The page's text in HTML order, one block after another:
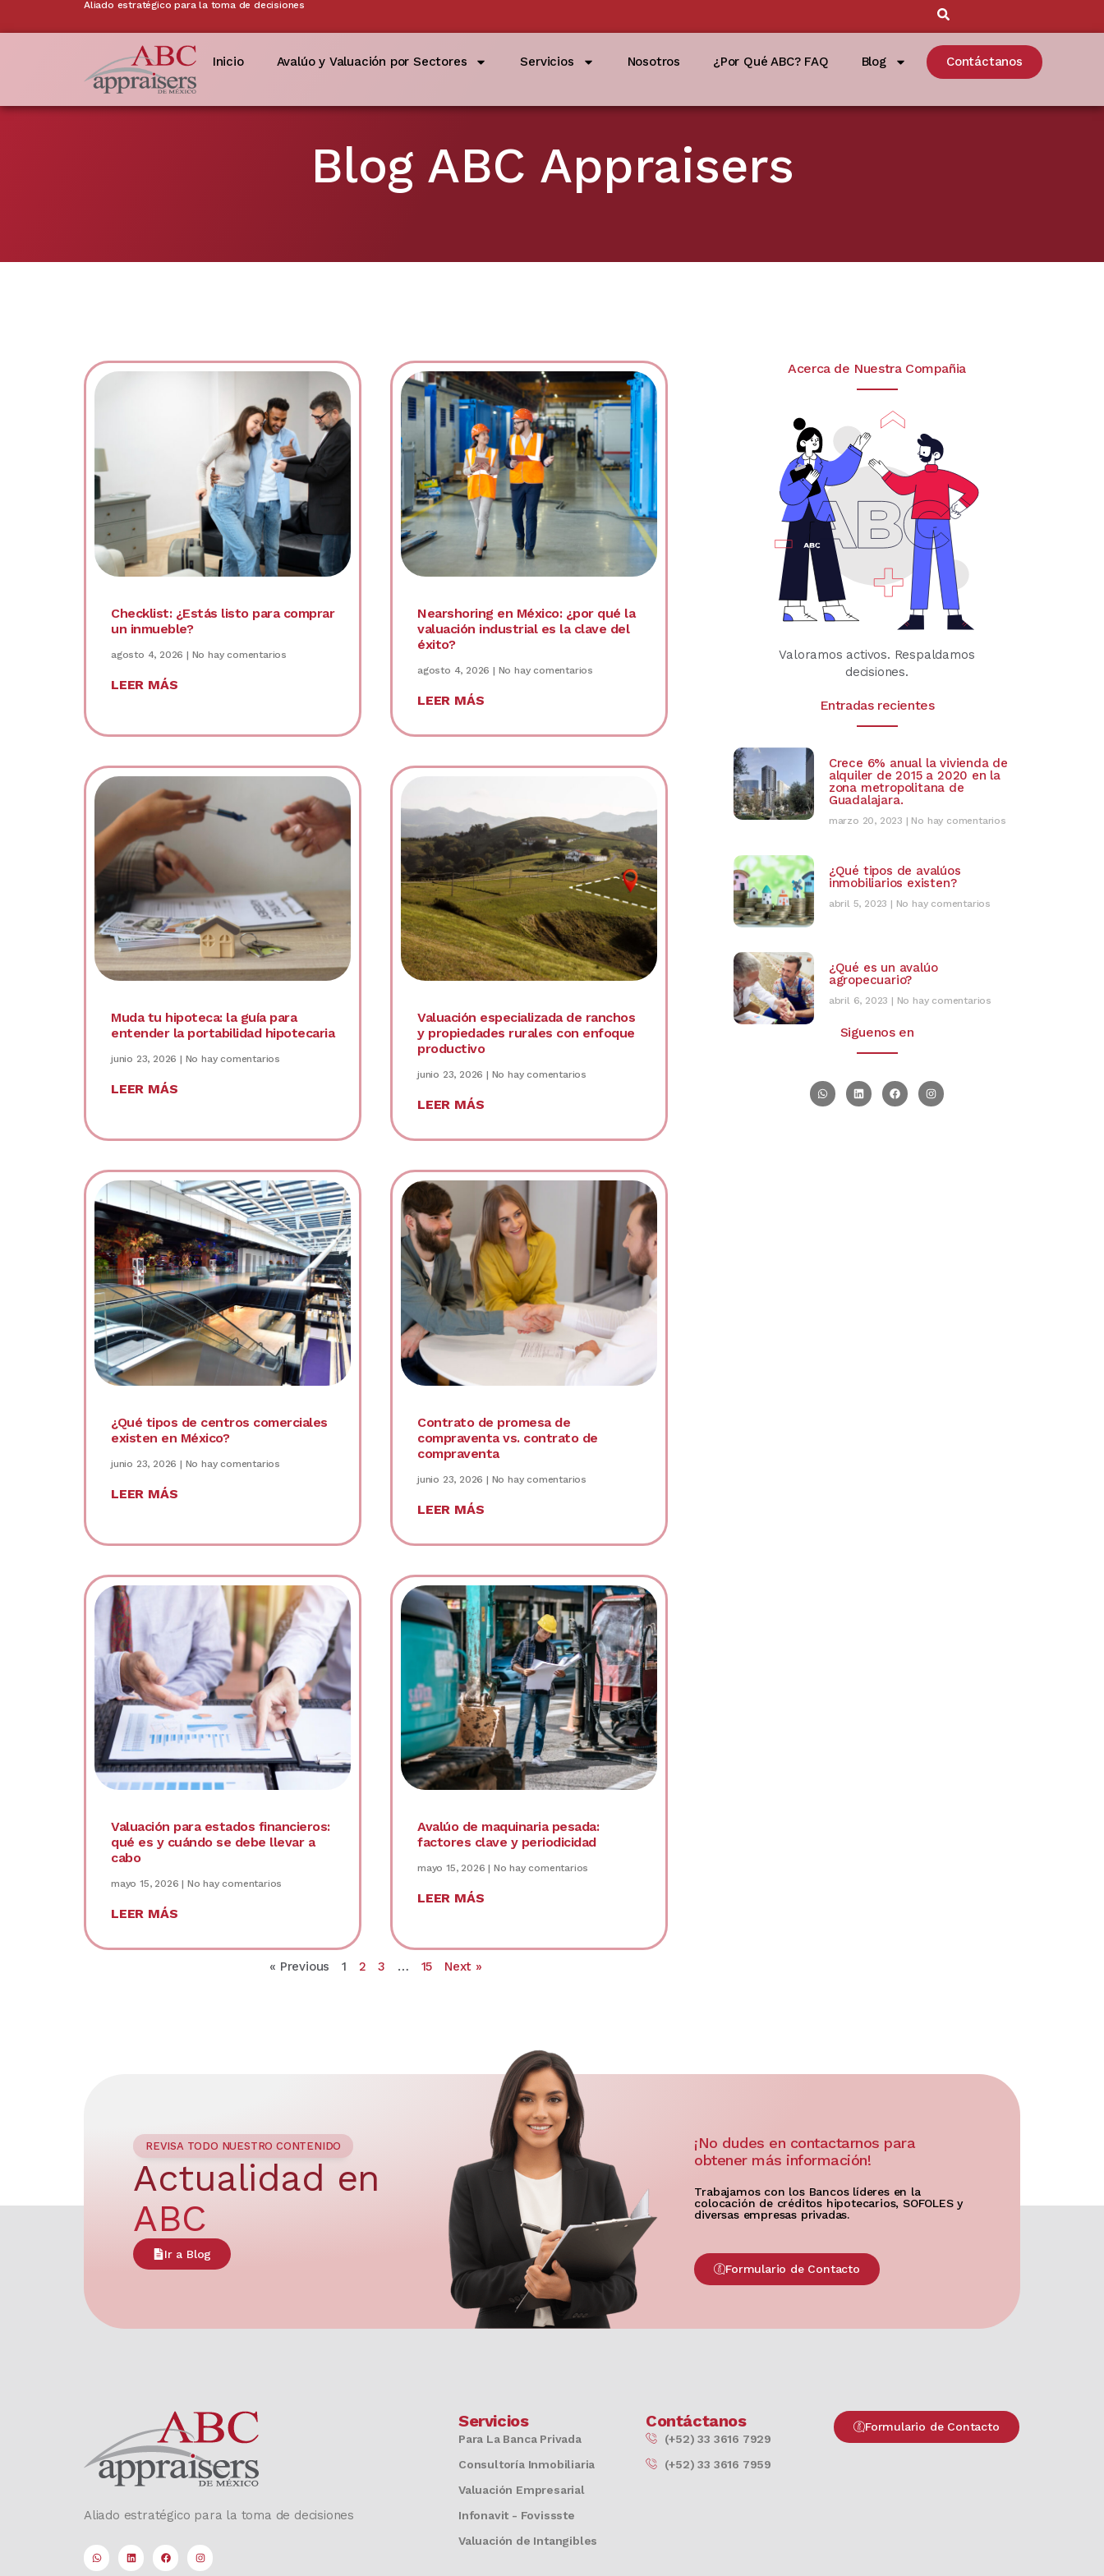
Aliado estratégico para la toma de decisiones
Inicio Avalúo y Valuación por Sectores Servicios Nosotros ¿Por Qué ABC? FAQ Blog Contáctanos
Blog ABC Appraisers
Checklist: ¿Estás listo para comprar
un inmueble?
agosto 4, 2026 No hay comentarios
LEER MÁS
Nearshoring en México: ¿por qué la
valuación industrial es la clave del
éxito?
agosto 4, 2026 No hay comentarios
LEER MÁS
Muda tu hipoteca: la guía para
entender la portabilidad hipotecaria
junio 23, 2026 No hay comentarios
LEER MÁS
Valuación especializada de ranchos
y propiedades rurales con enfoque
productivo
junio 23, 2026 No hay comentarios
LEER MÁS
¿Qué tipos de centros comerciales
existen en México?
junio 23, 2026 No hay comentarios
LEER MÁS
Contrato de promesa de
compraventa vs. contrato de
compraventa
junio 23, 2026 No hay comentarios
LEER MÁS
Valuación para estados financieros:
qué es y cuándo se debe llevar a
cabo
mayo 15, 2026 No hay comentarios
LEER MÁS
Avalúo de maquinaria pesada:
factores clave y periodicidad
mayo 15, 2026 No hay comentarios
LEER MÁS
« Previous 1 2 3 … 15 Next »
Acerca de Nuestra Compañia
Valoramos activos. Respaldamos
decisiones.
Entradas recientes
Crece 6% anual la vivienda de
alquiler de 2015 a 2020 en la
zona metropolitana de
Guadalajara.
marzo 20, 2023 No hay comentarios
¿Qué tipos de avalúos
inmobiliarios existen?
abril 5, 2023 No hay comentarios
¿Qué es un avalúo
agropecuario?
abril 6, 2023 No hay comentarios
Siguenos en
REVISA TODO NUESTRO CONTENIDO
Actualidad en
ABC
Ir a Blog
¡No dudes en contactarnos para
obtener más información!
Trabajamos con los Bancos líderes en la
colocación de créditos hipotecarios, SOFOLES y
diversas empresas privadas.
Formulario de Contacto
Aliado estratégico para la toma de decisiones
Servicios
Para La Banca Privada
Consultoría Inmobiliaria
Valuación Empresarial
Infonavit - Fovissste
Valuación de Intangibles
Contáctanos
(+52) 33 3616 7929
(+52) 33 3616 7959​
Formulario de Contacto